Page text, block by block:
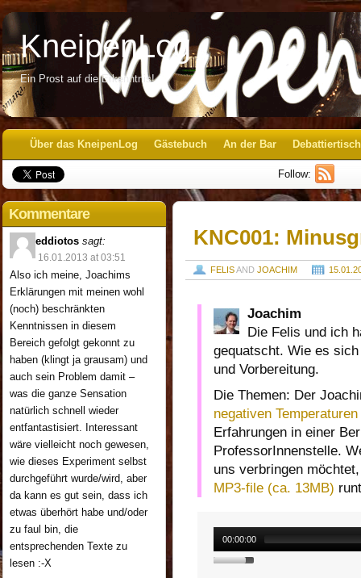
KneipenLog
Ein Prost auf die Erkenntnis!
Über das KneipenLog Gästebuch An der Bar Debattiertisch
Follow:
KNC001:
FELISANDJOACHIM
Joachim
Die Felis und ich
gequatscht. Wie es
und Vorbereitung.
Die Themen: Der
negativen Temperaturen
Erfahrungen in einer
ProfessorInnenstelle.
uns verbringen
MP3-file (ca. 13MB)
00:00:00
Kommentare
eddiotos sagt:
16.01.2013 at 03:51
Also ich meine, Joachims
Erklärungen mit meinen wohl
(noch) beschränkten
Kenntnissen in diesem
Bereich gefolgt gekonnt zu
haben (klingt ja grausam) und
auch sein Problem damit –
was die ganze Sensation
natürlich schnell wieder
entfantastisiert. Interessant
wäre vielleicht noch gewesen,
wie dieses Experiment selbst
durchgeführt wurde/wird, aber
da kann es gut sein, dass ich
etwas überhört habe und/oder
zu faul bin, die
entsprechenden Texte zu
lesen :-X